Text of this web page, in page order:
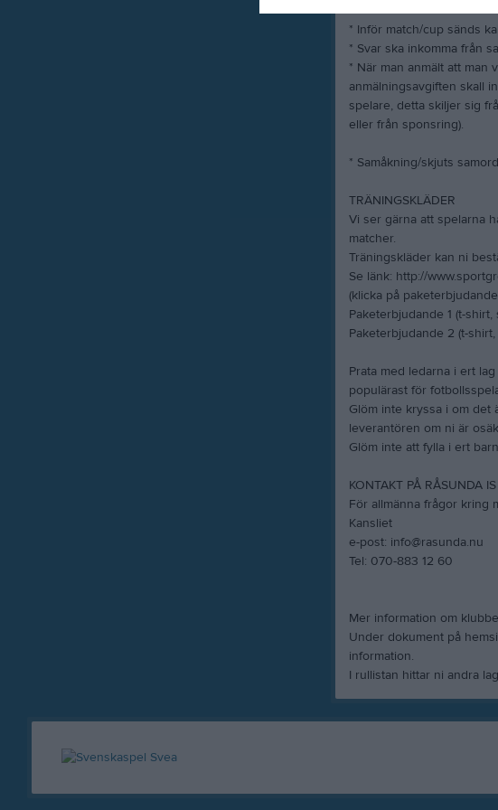
* Inför match/cup sänds
* Svar ska inkomma från
* När man anmält att
anmälningsavgiften skall
spelare, detta skiljer sig
eller från sponsring).
* Samåkning/skjuts
TRÄNINGSKLÄDER
Vi ser gärna att spelarna
matcher.
Träningskläder kan ni
Se länk: http://
(klicka på
Paketerbjudande 1 (t-
Paketerbjudande 2 (t-
Prata med ledarna i ert
populärast för
Glöm inte kryssa i om det
leverantören om ni är
Glöm inte att fylla i ert
KONTAKT PÅ RÅSUNDA
För allmänna frågor kring
Kansliet
e-post: info@rasunda.nu
Tel: 070-883 12 60
Mer information om
Under dokument på
information.
I rullistan hittar ni andra